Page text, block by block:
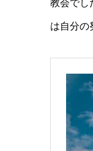
教会でし
は自分の